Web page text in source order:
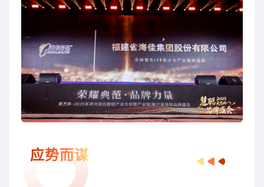
应势而谋